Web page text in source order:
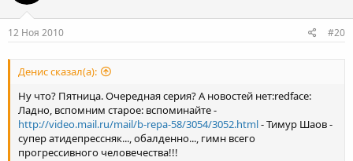
12 Ноя 2010 #20
Денис сказал(а):
Ну что? Пятница. Очередная серия? А новостей нет:redface:
Ладно, вспомним старое: вспоминайте -
http://video.mail.ru/mail/b-repa-58/3054/3052.html- Тимур Шаов -
супер атидепрессняк..., обалденно..., гимн всего
прогрессивного человечества!!!